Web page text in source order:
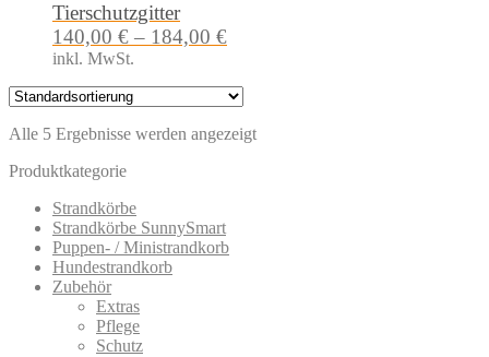
Tierschutzgitter
140,00 € – 184,00 €
inkl. MwSt.
Alle 5 Ergebnisse werden angezeigt
Produktkategorie
Strandkörbe
Strandkörbe SunnySmart
Puppen- / Ministrandkorb
Hundestrandkorb
Zubehör
Extras
Pflege
Schutz